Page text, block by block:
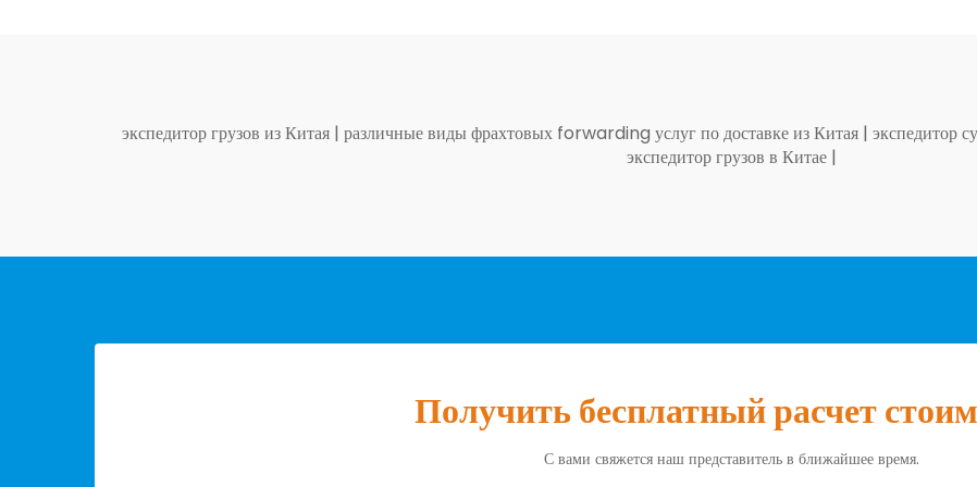
экспедитор грузов из Китая | различные виды фрахтовых forwarding услуг по доставке из Китая | экспедитор
экспедитор грузов в Китае |
Получить бесплатный расчет
С вами свяжется наш представитель в ближайшее время.